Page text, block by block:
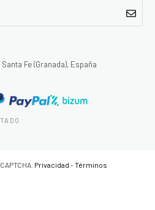
Fe (Granada), España
Privacidad -Términos